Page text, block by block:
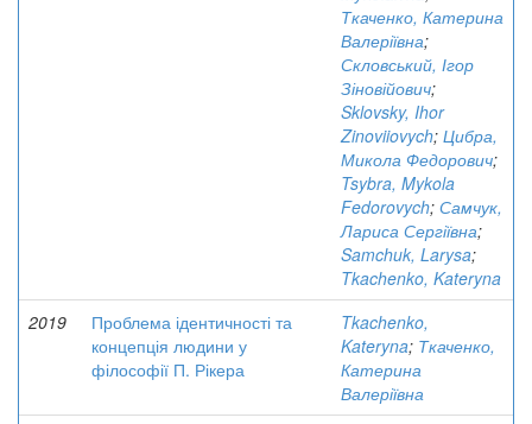
Ткаченко, Катерина
Валеріївна;
Скловський, Ігор
Зіновійович;
Sklovsky, Ihor
Zinoviiovych; Цибра,
Микола Федорович;
Tsybra, Mykola
Fedorovych; Самчук,
Лариса Сергіївна;
Samchuk, Larysa;
Tkachenko, Kateryna
2019
Проблема ідентичності та
концепція людини у
філософії П. Рікера
Tkachenko,
Kateryna; Ткаченко,
Катерина
Валеріївна